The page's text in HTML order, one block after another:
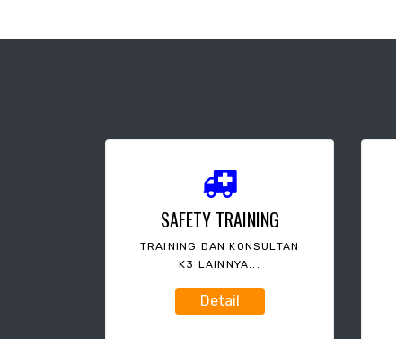
SAFETY TRAINING
TRAINING DAN KONSULTAN
K3 LAINNYA...
Detail